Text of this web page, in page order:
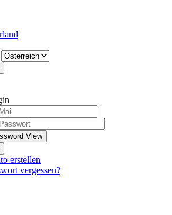
View
erstellen
vergessen?